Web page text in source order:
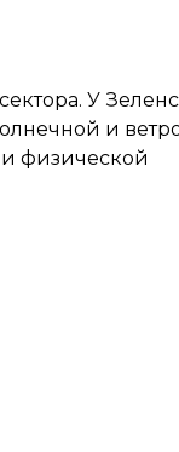
У
и
физической